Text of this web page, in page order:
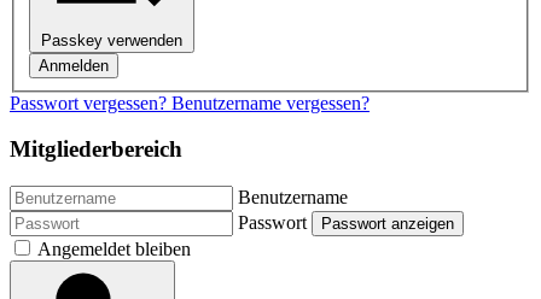
Passkey verwenden
Anmelden
Passwort vergessen? Benutzername vergessen?
Mitgliederbereich
Benutzername
Passwort
Passwort anzeigen
Angemeldet bleiben